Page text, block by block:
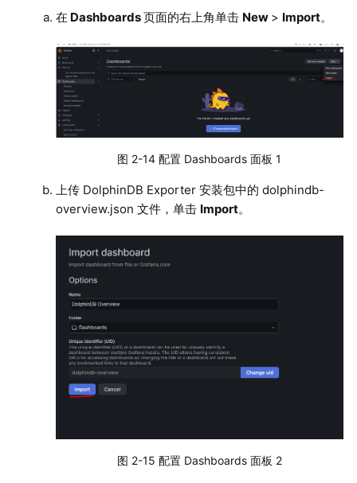
在 Dashboards页面的右上角单击 New > Import。
图 2-14 配置 Dashboards 面板 1
上传 DolphinDB Exporter 安装包中的 dolphindb-
overview.json 文件，单击 Import。
图 2-15 配置 Dashboards 面板 2